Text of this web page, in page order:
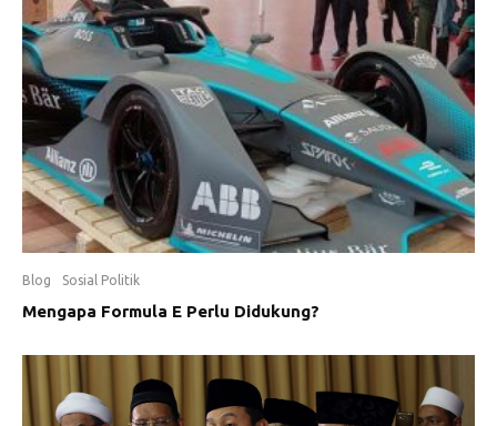
Blog Sosial Politik
Mengapa Formula E Perlu Didukung?